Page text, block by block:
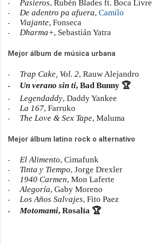
- Pasieros, Rubén Blades ft. Boca Livre
- De adentro pa afuera, Camilo
- Viajante, Fonseca
- Dharma+, Sebastián Yatra
Mejor álbum de música urbana
- Trap Cake, Vol. 2, Rauw Alejandro
- Un verano sin ti, Bad Bunny 🏆
- Legendaddy, Daddy Yankee
- La 167, Farruko
- The Love & Sex Tape, Maluma
Mejor álbum latino rock o alternativo
- El Alimento, Cimafunk
- Tinta y Tiempo, Jorge Drexler
- 1940 Carmen, Mon Laferte
- Alegoría, Gaby Moreno
- Los Años Salvajes, Fito Paez
- Motomami, Rosalía 🏆